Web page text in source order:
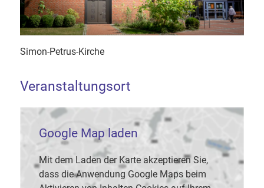
Simon-Petrus-Kirche
Veranstaltungsort
Google Map laden
Mit dem Laden der Karte akzeptieren Sie,
dass die Anwendung Google Maps beim